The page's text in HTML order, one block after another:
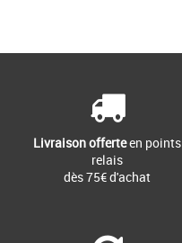
Livraison offerteen points
relais
dès 75€ d'achat